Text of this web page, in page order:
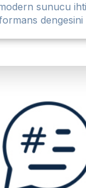
sunucu